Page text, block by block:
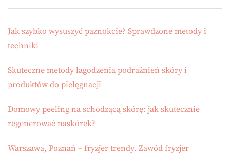
Jak szybko wysuszyć paznokcie? Sprawdzone metody i
techniki
Skuteczne metody łagodzenia podrażnień skóry i
produktów do pielęgnacji
Domowy peeling na schodzącą skórę: jak skutecznie
regenerować naskórek?
Warszawa, Poznań – fryzjer trendy. Zawód fryzjer